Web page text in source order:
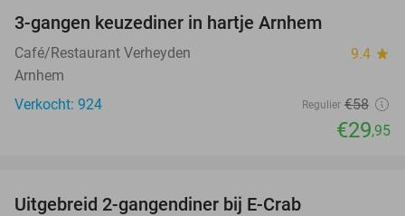
3-gangen keuzediner in hartje Arnhem
Café/Restaurant Verheyden 9.4 star
Arnhem
Verkocht: 924
Regulier €58
€29,95
Uitgebreid 2-gangendiner bij E-Crab